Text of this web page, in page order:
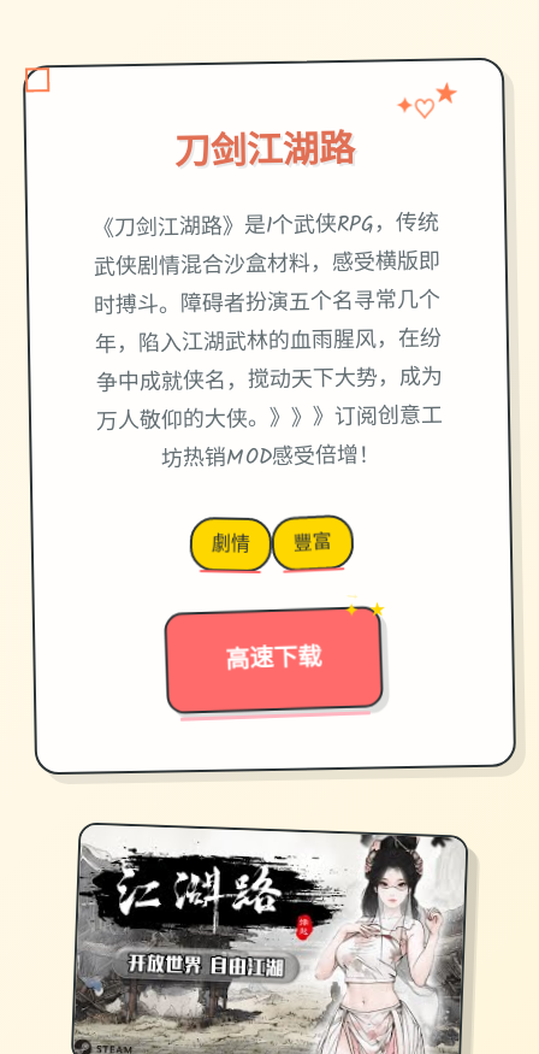
刀剑江湖路
✦♡★
《刀剑江湖路》是1个武侠RPG，传统
武侠剧情混合沙盒材料，感受横版即
时搏斗。障碍者扮演五个名寻常几个
年，陷入江湖武林的血雨腥风，在纷
争中成就侠名，搅动天下大势，成为
万人敬仰的大侠。》》》订阅创意工
坊热销MOD感受倍增！
劇情 豐富
高速下载
→
✦ ★